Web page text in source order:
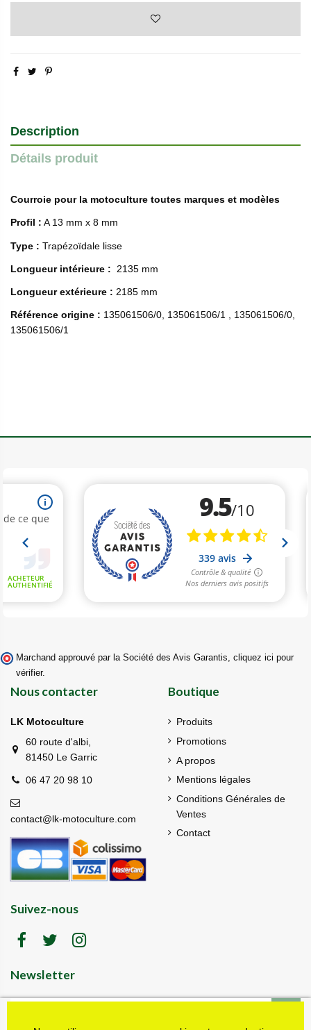
Description
Détails produit
Courroie pour la motoculture toutes marques et modèles
Profil : A 13 mm x 8 mm
Type : Trapézoïdale lisse
Longueur intérieure : 2135 mm
Longueur extérieure : 2185 mm
Référence origine : 135061506/0, 135061506/1 , 135061506/0,
135061506/1
Marchand approuvé par la Société des Avis Garantis, cliquez ici pour
vérifier.
Nous contacter
LK Motoculture
60 route d'albi,
81450 Le Garric
06 47 20 98 10
contact@lk-motoculture.com
Boutique
Produits
Promotions
A propos
Mentions légales
Conditions Générales de
Ventes
Contact
Suivez-nous
Newsletter